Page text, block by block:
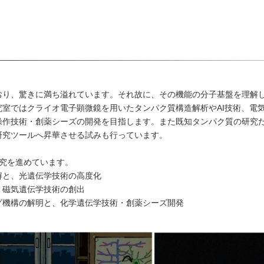
、驚きに満ち溢れています。それ故に、その機能の分子基盤を理解
ではクライオ電子顕微鏡を用いたタンパク質構造解析やAI技術、電
技術・創薬シーズの開発を目指します。また既知タンパク質の研究
ツールへ昇華させる試みも行っています。
を進めています。
、光遺伝学技術の高度化
気遺伝学技術の創出
構の解明と、化学遺伝学技術・創薬シーズ開発